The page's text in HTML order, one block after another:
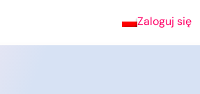
Zaloguj się